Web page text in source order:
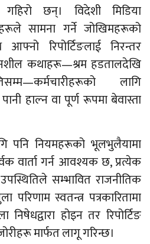
गहिरो छन्। विदेशी मिडिया
सामना गर्ने जोखिमहरूको
रिपोर्टिङलाई निरन्तर
कथाहरू—श्रम हडतालदेखि
लागि
हाल्न वा पूर्ण रूपमा बेवास्ता
पनि नियमहरूको भूलभुलैयामा
वार्ता गर्न आवश्यक छ, प्रत्येक
उपस्थितिले सम्भावित राजनीतिक
स्वतन्त्र पत्रकारितामा
होइन तर रिपोर्टिङ
मार्फत लागू गरिन्छ।